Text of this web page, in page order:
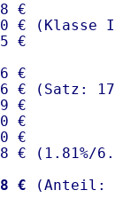
€
€ (Klasse I)
€
€
€ (Satz:
€
€
€
€ ( 1.81%/
€